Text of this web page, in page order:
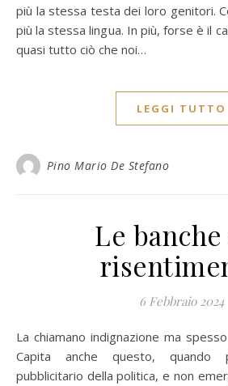
più la stessa testa dei loro genitori.
più la stessa lingua. In più, forse è il
quasi tutto ciò che noi…
LEGGI TUTTO
Pino Mario De Stefano
Le
6 Febbraio 2024
La chiamano indignazione ma spesso è solo risentimento.
Capita anche questo, quando
pubblicitario della politica, e non